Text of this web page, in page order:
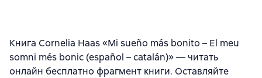
Книга Cornelia Haas «Mi sueño más bonito – El meu
somni més bonic (español – catalán)» — читать
онлайн бесплатно фрагмент книги. Оставляйте